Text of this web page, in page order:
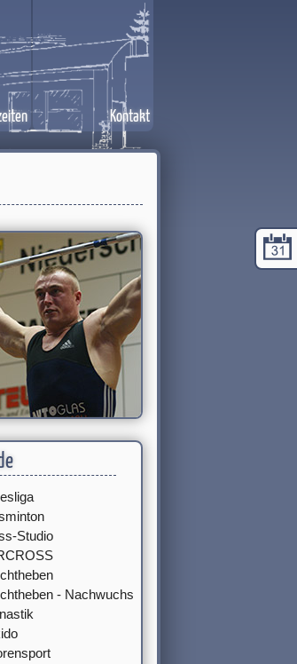
Kontakt
Studio
- Nachwuchs